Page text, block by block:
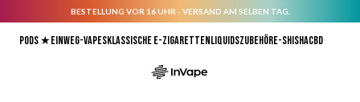
BESTELLUNG VOR 16 UHR - VERSAND AM SELBEN TAG.
Pods ★Einweg-VapesKlassische E-ZigarettenLiquidsZubehörE-ShishaCBD